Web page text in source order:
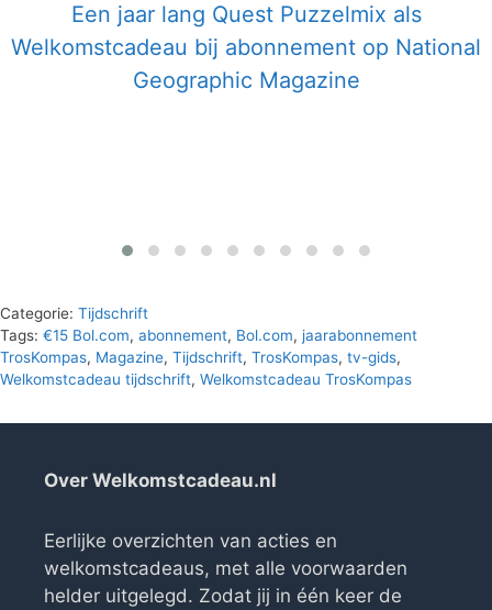
Een jaar lang Quest Puzzelmix als
Welkomstcadeau bij abonnement op National
Geographic Magazine
Categorie: Tijdschrift
Tags: €15 Bol.com, abonnement, Bol.com, jaarabonnement
TrosKompas, Magazine, Tijdschrift, TrosKompas, tv-gids,
Welkomstcadeau tijdschrift, Welkomstcadeau TrosKompas
Over Welkomstcadeau.nl
Eerlijke overzichten van acties en
welkomstcadeaus, met alle voorwaarden
helder uitgelegd. Zodat jij in één keer de